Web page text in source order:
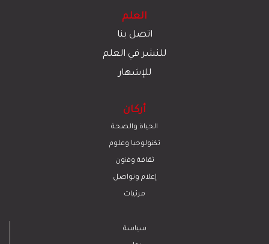
العلم
اتصل بنا
للنشر في العلم
للإشهار
أركان
الحياة والصحة
تكنولوجيا وعلوم
ﺛﻘﺎﻓﺔ وﻓﻧون
إعلام وتواصل
مرئيات
سياسة